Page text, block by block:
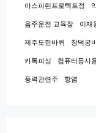
아스피린프로텍트정
음주운전 교육장 이재
제주도한바퀴 창덕궁
카톡피싱 컴퓨터등사
풍력관련주 항염